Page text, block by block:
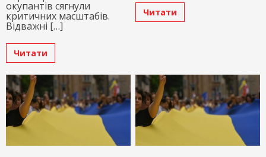
окупантів сягнули
критичних масштабів.
Відважні […]
Читати
Читати